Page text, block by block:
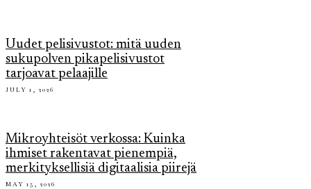
Uudet pelisivustot: mitä uuden
sukupolven pikapelisivustot
tarjoavat pelaajille
JULY 1, 2026
Mikroyhteisöt verkossa: Kuinka
ihmiset rakentavat pienempiä,
merkityksellisiä digitaalisia piirejä
MAY 15, 2026